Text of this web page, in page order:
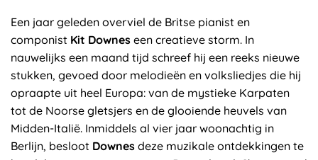
Een jaar geleden overviel de Britse pianist en
componist Kit Downes een creatieve storm. In
nauwelijks een maand tijd schreef hij een reeks nieuwe
stukken, gevoed door melodieën en volksliedjes die hij
opraapte uit heel Europa: van de mystieke Karpaten
tot de Noorse gletsjers en de glooiende heuvels van
Midden-Italië. Inmiddels al vier jaar woonachtig in
Berlijn, besloot Downes deze muzikale ontdekkingen te